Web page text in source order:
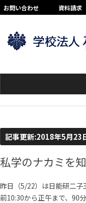
お問い合わせ 資料請求
記事更新:2018年5月23
私学のナカミを
昨日（5/22）は日能研二子
前10:30から正午まで、90